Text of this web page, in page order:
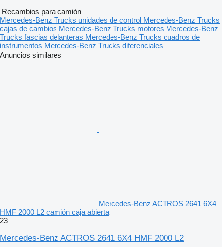
Recambios para camión
Mercedes-Benz Trucks unidades de control Mercedes-Benz Trucks
cajas de cambios Mercedes-Benz Trucks motores Mercedes-Benz
Trucks fascias delanteras Mercedes-Benz Trucks cuadros de
instrumentos Mercedes-Benz Trucks diferenciales
Anuncios similares
Mercedes-Benz ACTROS 2641 6X4
HMF 2000 L2 camión caja abierta
23
Mercedes-Benz ACTROS 2641 6X4 HMF 2000 L2